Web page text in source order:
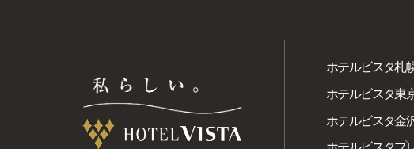
ホテルビスタ札
ホテルビスタ東
ホテルビスタ金